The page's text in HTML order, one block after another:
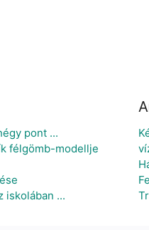
pont ...
félgömb-modellje
iskolában ...